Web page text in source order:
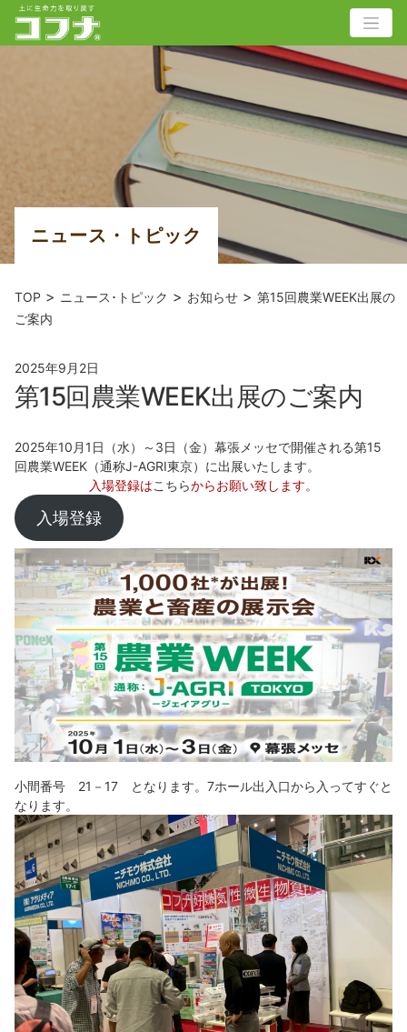
ニュース・トピック
TOP > ニュース･トピック > お知らせ > 第15回農業WEEK出展の
ご案内
2025年9月2日
第15回農業WEEK出展のご案内
2025年10月1日（水）～3日（金）幕張メッセで開催される第15
回農業WEEK（通称J-AGRI東京）に出展いたします。
入場登録はこちらからお願い致します。
入場登録
小間番号 21－17 となります。7ホール出入口から入ってすぐと
なります。